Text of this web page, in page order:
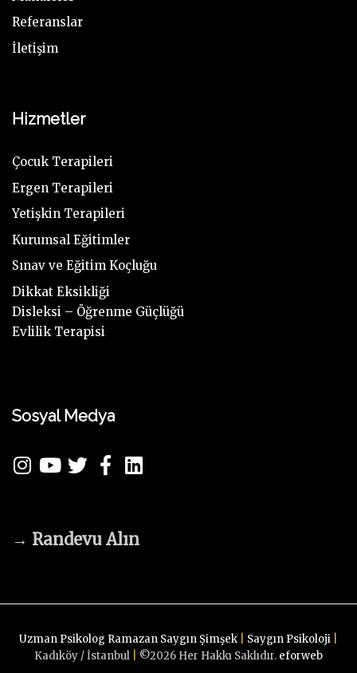
Referanslar
İletişim
Hizmetler
Çocuk Terapileri
Ergen Terapileri
Yetişkin Terapileri
Kurumsal Eğitimler
Sınav ve Eğitim Koçluğu
Dikkat Eksikliği
Disleksi – Öğrenme Güçlüğü
Evlilik Terapisi
Sosyal Medya
→ Randevu Alın
Uzman Psikolog Ramazan Saygın Şimşek Saygın Psikoloji
Kadıköy / İstanbul
©2026 Her Hakkı Saklıdır. eforweb